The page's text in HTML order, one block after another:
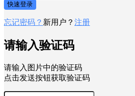
快速登录
忘记密码？ 新用户？ 注册
请输入验证码
请输入图片中的验证码
点击发送按钮获取验证码